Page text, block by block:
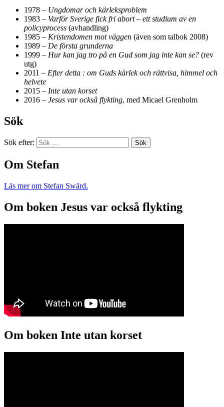
1978 – Ungdomar och kärleksproblem
1983 – Varför Sverige fick fri abort – ett studium av en
policyprocess (avhandling)
1985 – Kristendomen mot väggen (även som talbok 2008)
1989 – De första grunderna
1999 – Hur kan jag tro på en Gud som jag inte kan se? (rev
utg)
2011 – Efter detta : om Guds kärlek och rättvisa, himmel och
helvete
2015 – Inte utan korset
2016 – Jesus var också flykting, med Micael Grenholm
Sök
Sök efter:
Om Stefan
Läs mer om Stefan Swärd.
Om boken Jesus var också flykting
Om boken Inte utan korset